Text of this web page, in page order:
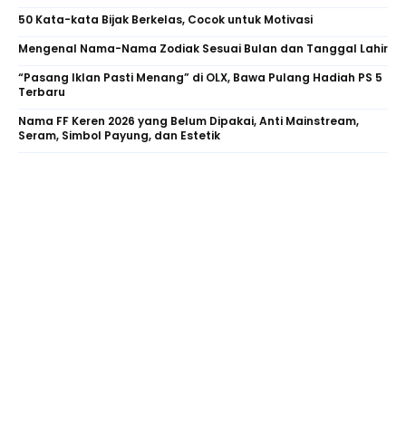
50 Kata-kata Bijak Berkelas, Cocok untuk Motivasi
Mengenal Nama-Nama Zodiak Sesuai Bulan dan Tanggal Lahir
“Pasang Iklan Pasti Menang” di OLX, Bawa Pulang Hadiah PS 5
Terbaru
Nama FF Keren 2026 yang Belum Dipakai, Anti Mainstream,
Seram, Simbol Payung, dan Estetik